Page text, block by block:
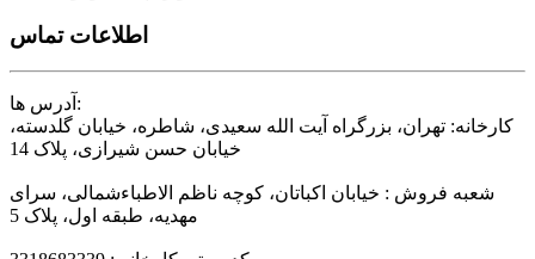
اطلاعات تماس
آدرس ها:
کارخانه: تهران، بزرگراه آیت الله سعیدی، شاطره، خیابان گلدسته،
خیابان حسن شیرازی، پلاک 14
شعبه فروش : خیابان اکباتان، کوچه ناظم الاطباءشمالی، سرای
مهدیه، طبقه اول، پلاک 5